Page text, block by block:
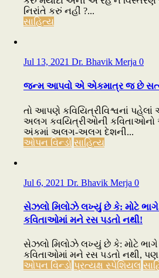
નિરાંતે કરું નહીં ?...
સાહિત્ય
Jul 13, 2021 Dr. Bhavik Merja 0
જન્મ આપવો એ એકમાત્ર જ છે
તો આપણે કવિયિત્રીવિશ્વનાં
અલગ કવયિત્રીઓની કવિતાઓનો
અંકમાં અલગ-અલગ દેશની...
ઓપન વિન્ડો સાહિત્ય
Jul 6, 2021 Dr. Bhavik Merja 0
સેઝલો મિલોઝે લખ્યું છે કે: મોટે
કવિતાઓમાં મને રસ પડતો નથી!
સેઝલો મિલોઝે લખ્યું છે કે: મોટે
કવિતાઓમાં મને રસ પડતો નથી,
ઓપન વિન્ડો પ્રત્યક્ષ સ્પેશિયલ